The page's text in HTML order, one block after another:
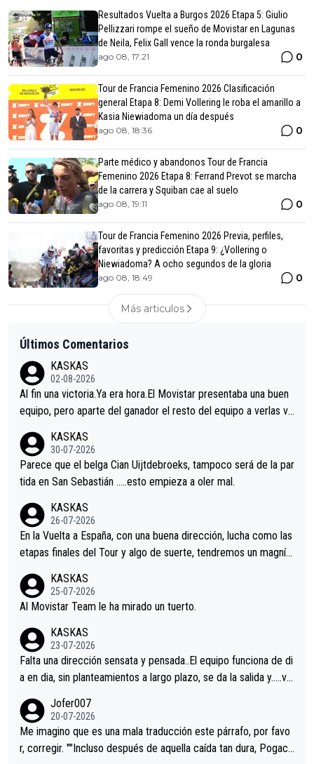
Resultados Vuelta a Burgos 2026 Etapa 5: Giulio
Pellizzari rompe el sueño de Movistar en Lagunas
de Neila, Felix Gall vence la ronda burgalesa
ago 08, 17:21 0
Tour de Francia Femenino 2026 Clasificación
general Etapa 8: Demi Vollering le roba el amarillo a
Kasia Niewiadoma un día después
ago 08, 18:36 0
Parte médico y abandonos Tour de Francia
Femenino 2026 Etapa 8: Ferrand Prevot se marcha
de la carrera y Squiban cae al suelo
ago 08, 19:11 0
Tour de Francia Femenino 2026 Previa, perfiles,
favoritas y predicción Etapa 9: ¿Vollering o
Niewiadoma? A ocho segundos de la gloria
ago 08, 18:49 0
Más articulos
Últimos Comentarios
KASKAS
02-08-2026
Al fin una victoria.Ya era hora.El Movistar presentaba una buen
equipo, pero aparte del ganador el resto del equipo a verlas ve
s.La única buena noticia es la mejoría de Enric Más en San Seb
astian.Si en la Vuelta a Burgos sigue la mejoría, podríamos ten
er alguna sorpresa en la Vuelta.Ojalá.
KASKAS
30-07-2026
Parece que el belga Cian Uijtdebroeks, tampoco será de la par
tida en San Sebastián …..esto empieza a oler mal.
KASKAS
26-07-2026
En la Vuelta a España, con una buena dirección, lucha como las
etapas finales del Tour y algo de suerte, tendremos un magnífi
KASKAS
25-07-2026
Al Movistar Team le ha mirado un tuerto.
KASKAS
23-07-2026
Falta una dirección sensata y pensada..El equipo funciona de di
a en dia, sin planteamientos a largo plazo, se da la salida y…..ve
Minguez, Velez etc etc.Me da pena vivir estos momentos tan
tristes sin victorias.
Jofer007
20-07-2026
Me imagino que es una mala traducción este párrafo, por favo
r, corregir. ""Incluso después de aquella caída tan dura, Pogaca